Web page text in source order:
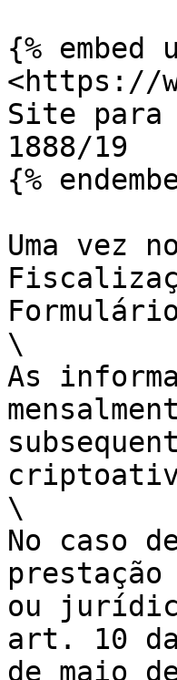
{% embed
<https://
Site para
1888/19
{%
Uma vez
\
As
\
No caso
ou
art. 10
de maio